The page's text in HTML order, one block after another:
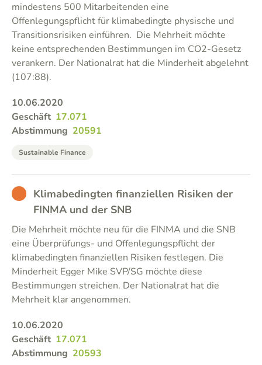
mindestens 500 Mitarbeitenden eine
Offenlegungspflicht für klimabedingte physische und
Transitionsrisiken einführen. Die Mehrheit möchte
keine entsprechenden Bestimmungen im CO2-Gesetz
verankern. Der Nationalrat hat die Minderheit abgelehnt
(107:88).
10.06.2020
Geschäft 17.071
Abstimmung 20591
Sustainable Finance
BAD Klimabedingten finanziellen Risiken der
FINMA und der SNB
Die Mehrheit möchte neu für die FINMA und die SNB
eine Überprüfungs- und Offenlegungspflicht der
klimabedingten finanziellen Risiken festlegen. Die
Minderheit Egger Mike SVP/SG möchte diese
Bestimmungen streichen. Der Nationalrat hat die
Mehrheit klar angenommen.
10.06.2020
Geschäft 17.071
Abstimmung 20593